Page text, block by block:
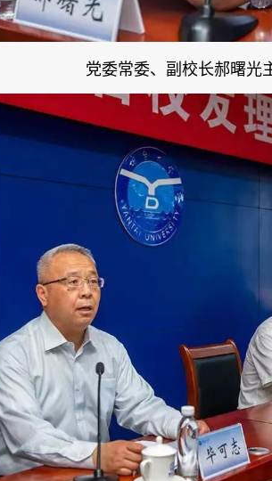
党委常委、副校长郝曙光